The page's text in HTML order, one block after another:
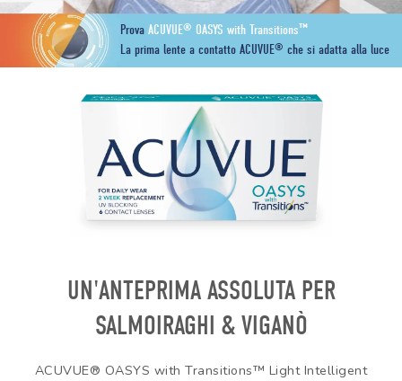
Prenota un test della vista gratuito
Controllo visivo
Carta fedeltà
ProvaACUVUE® OASYS with Transitions™
La prima lente a contatto ACUVUE® che si adatta alla luce
UN'ANTEPRIMA ASSOLUTA PER
SALMOIRAGHI & VIGANÒ
ACUVUE® OASYS with Transitions™ Light Intelligent